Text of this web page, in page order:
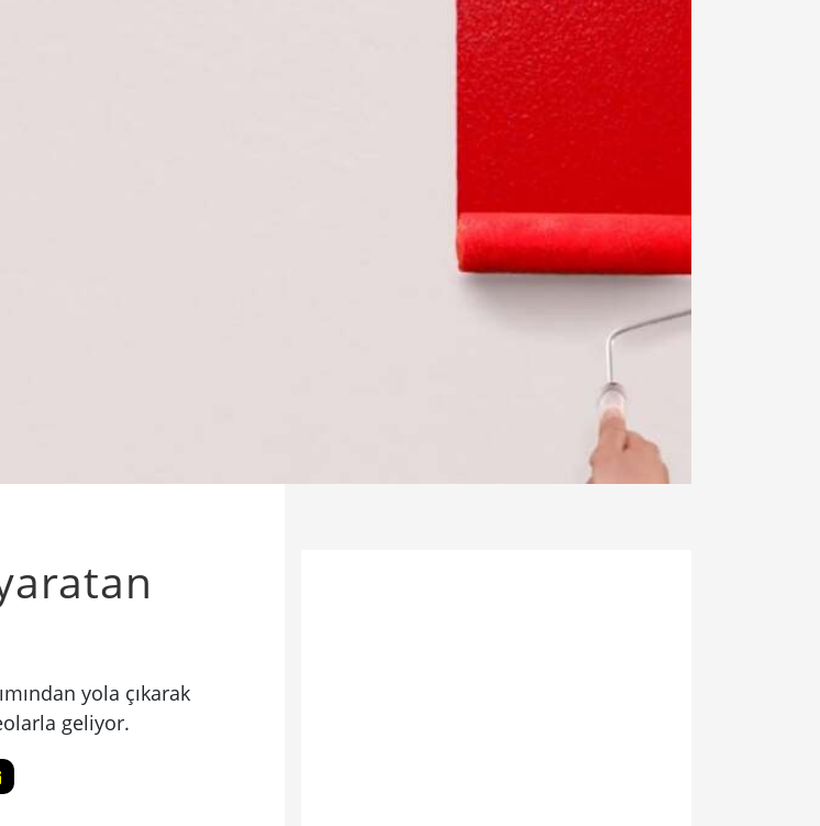
yola çıkarak
geliyor.